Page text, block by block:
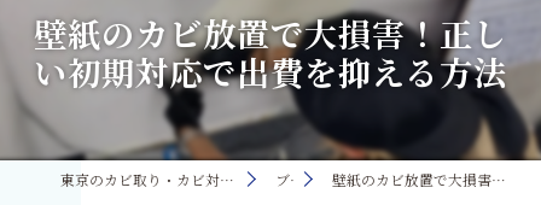
壁紙のカビ放置で大損害！正し
い初期対応で出費を抑える方法
東京のカビ取り・カビ対策ならMIST工法®カビ取リフォーム ブログ 壁紙のカビ放置で大損害！正しい初期対応で出費を抑える方法